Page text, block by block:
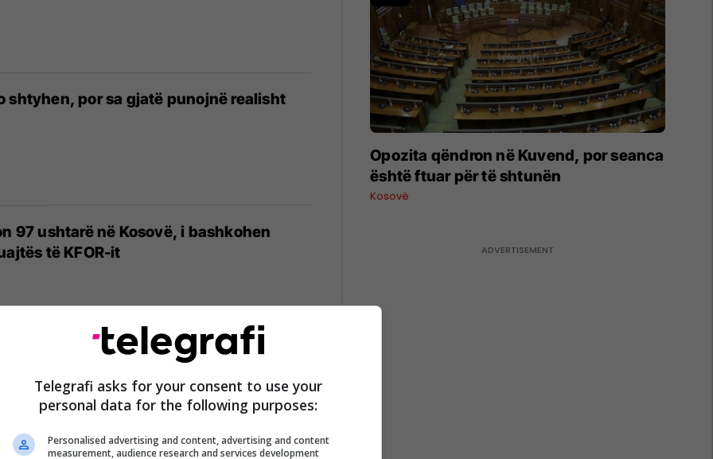
shtyhen, por sa gjatë punojnë realisht
97 ushtarë në Kosovë, i bashkohen
të KFOR-it
pyetjes së gazetarit bullgar, përmend
nga Bullgaria
Opozita qëndron në Kuvend, por seanca
është ftuar për të shtunën
Kosovë
Telegrafi asks for your consent to use your
personal data for the following purposes:
Personalised advertising and content, advertising and content
measurement, audience research and services development